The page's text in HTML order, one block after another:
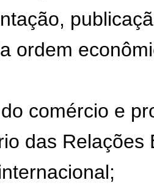
ordem
comércio e
das Relações